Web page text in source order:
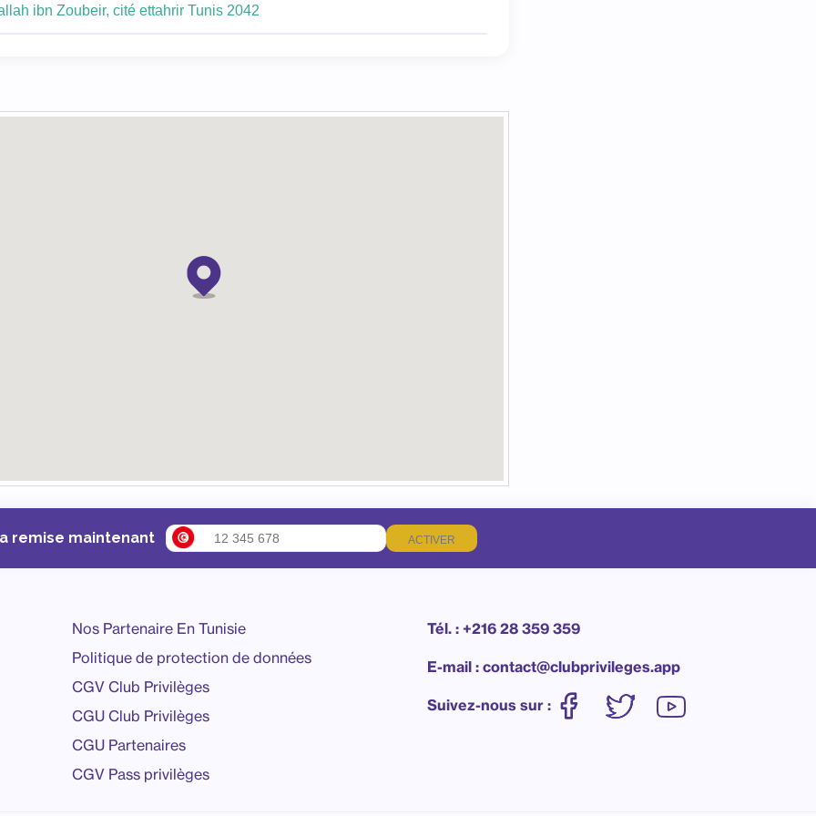
ibn Zoubeir, cité ettahrir Tunis 2042
remise maintenant ACTIVER
Nos Partenaire En Tunisie
Politique de protection de données
CGV Club Privilèges
CGU Club Privilèges
CGU Partenaires
CGV Pass privilèges
Tél. : +216 28 359 359
E-mail : contact@clubprivileges.app
Suivez-nous sur :